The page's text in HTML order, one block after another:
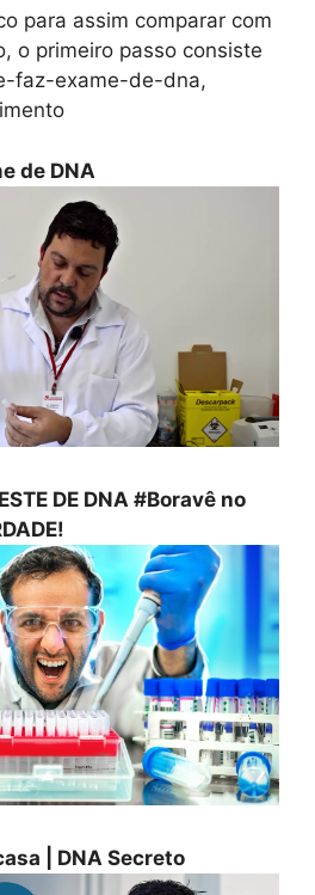
para assim comparar com
o primeiro passo consiste
faz-exame-de-dna,
de DNA
DE DNA #Boravê no
| DNA Secreto